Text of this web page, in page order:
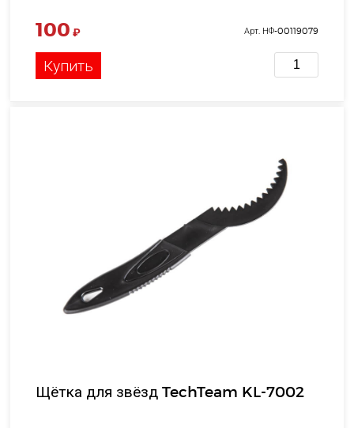
100 ₽ Арт. НФ-00119079
Купить
Щётка для звёзд TechTeam KL-7002